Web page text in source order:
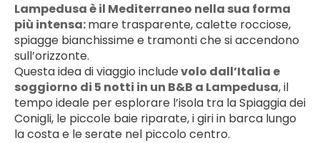
Lampedusa è il Mediterraneo nella sua forma
più intensa: mare trasparente, calette rocciose,
spiagge bianchissime e tramonti che si accendono
sull’orizzonte.
Questa idea di viaggio include volo dall’Italia e
soggiorno di 5 notti in un B&B a Lampedusa, il
tempo ideale per esplorare l’isola tra la Spiaggia dei
Conigli, le piccole baie riparate, i giri in barca lungo
la costa e le serate nel piccolo centro.